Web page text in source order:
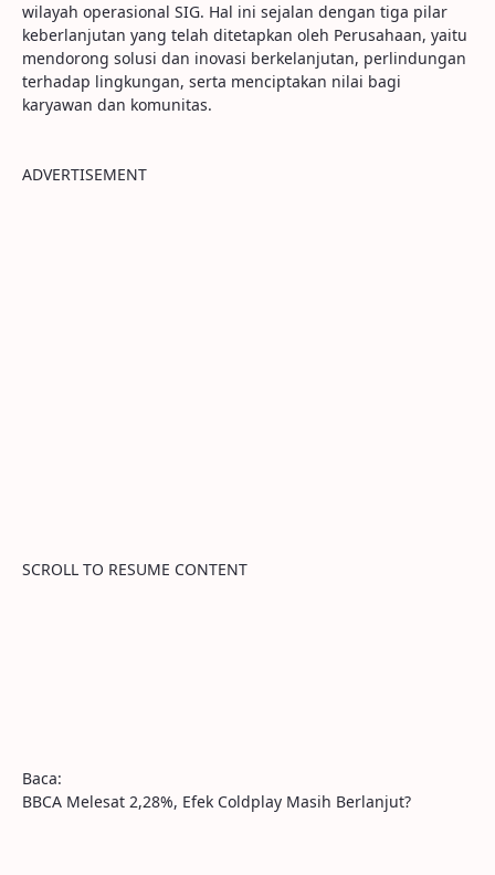
wilayah operasional SIG. Hal ini sejalan dengan tiga pilar
keberlanjutan yang telah ditetapkan oleh Perusahaan, yaitu
mendorong solusi dan inovasi berkelanjutan, perlindungan
terhadap lingkungan, serta menciptakan nilai bagi
karyawan dan komunitas.
ADVERTISEMENT
SCROLL TO RESUME CONTENT
Baca:
BBCA Melesat 2,28%, Efek Coldplay Masih Berlanjut?